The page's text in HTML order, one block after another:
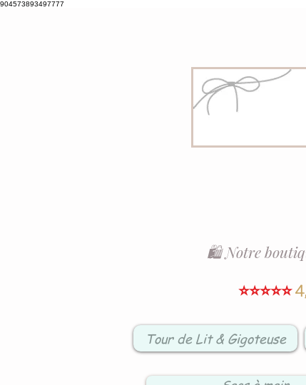
904573893497777
⭐⭐⭐⭐⭐
🛍️ Notre
Tour de Lit & Gigoteuse